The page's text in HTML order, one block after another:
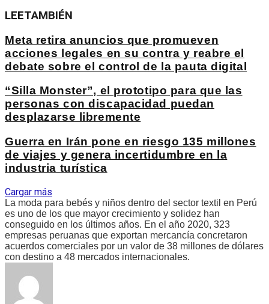
LEETAMBIÉN
Meta retira anuncios que promueven
acciones legales en su contra y reabre el
debate sobre el control de la pauta digital
“Silla Monster”, el prototipo para que las
personas con discapacidad puedan
desplazarse libremente
Guerra en Irán pone en riesgo 135 millones
de viajes y genera incertidumbre en la
industria turística
Cargar más
La moda para bebés y niños dentro del sector textil en Perú
es uno de los que mayor crecimiento y solidez han
conseguido en los últimos años. En el año 2020, 323
empresas peruanas que exportan mercancía concretaron
acuerdos comerciales por un valor de 38 millones de dólares
con destino a 48 mercados internacionales.